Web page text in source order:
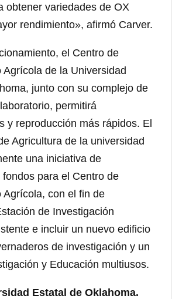
obtener variedades de OX
rendimiento», afirmó Carver.
el Centro de
Agrícola de la Universidad
junto con su complejo de
permitirá
y reproducción más rápidos. El
Agricultura de la universidad
una iniciativa de
para el Centro de
Agrícola, con el fin de
de Investigación
e incluir un nuevo edificio
de investigación y un
y Educación multiusos.
Estatal de Oklahoma.